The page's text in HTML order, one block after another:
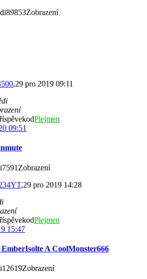
,29 pro 2019 09:11
Plejmen
09:51
,29 pro 2019 14:28
Plejmen
15:47
A CoolMonster666